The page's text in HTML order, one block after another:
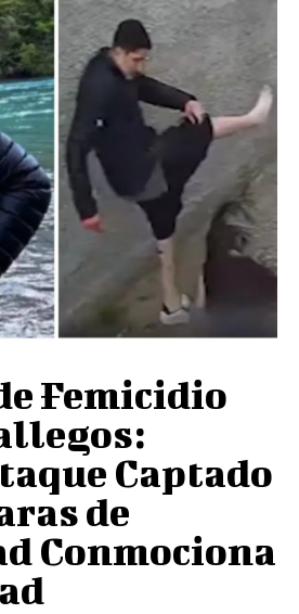
Femicidio
Captado
de
Conmociona